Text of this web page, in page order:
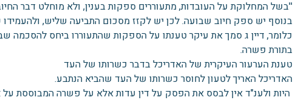
בנוסף יש ספק חיוב שבועה. לכן יש לקזז מסכום התביעה שליש, ולהעמידו על סך
כלומר, דיין ג סמך את עיקר טענתו על הספקות שהתעוררו ביחס
בתורת פשרה.
טענת הערעור העיקרית של האדריכל בדבר כשרותו של העד
האדריכל האריך לטעון לחוסר כשרותו של העד שהביא הנתבע.
היות ולענ"ד אין לבסס את הפסק על דין עדות אלא על פשרה המבוססת